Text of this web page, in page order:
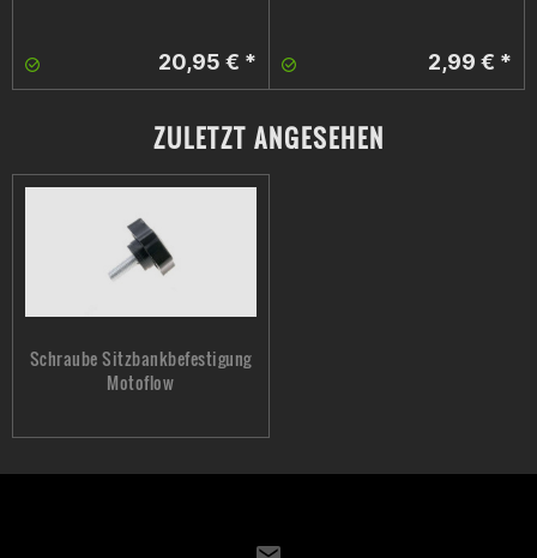
20,95 € * 2,99 € *
ZULETZT ANGESEHEN
Schraube Sitzbankbefestigung
Motoflow